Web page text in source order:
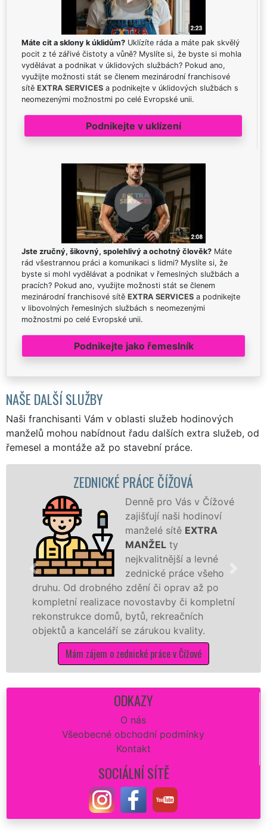
Máte cit a sklony k úklidům? Uklízíte ráda a máte pak skvělý
pocit z té zářivé čistoty a vůně? Myslíte si, že byste si mohla
vydělávat a podnikat v úklidových službách? Pokud ano,
využijte možnosti stát se členem mezinárodní franchisové
sítě EXTRA SERVICES a podnikejte v úklidových službách s
neomezenými možnostmi po celé Evropské unii.
Podnikejte v uklízení
Jste zručný, šikovný, spolehlivý a ochotný člověk? Máte
rád všestrannou práci a komunikaci s lidmi? Myslíte si, že
byste si mohl vydělávat a podnikat v řemeslných službách a
pracích? Pokud ano, využijte možnosti stát se členem
mezinárodní franchisové sítě EXTRA SERVICES a podnikejte
v libovolných řemeslných službách s neomezenými
možnostmi po celé Evropské unii.
Podnikejte jako řemeslník
NAŠE DALŠÍ SLUŽBY
Naši franchisanti Vám v oblasti služeb hodinových
manželů mohou nabídnout řadu dalších extra služeb, od
řemesel a montáže až po stavební práce.
PRÁCE ČÍŽOVÁ
Denně pro Vás v Čížové
zajišťují naši hodinoví
manželé sítěEXTRA
MANŽELty
nejkvalitnější a levné
zednické práce všeho
zdění či oprav až po
novostavby či kompletní
domů, bytů, rekreačních
se zárukou kvality.
zájem o zednické práce v Čížové
novostavbu,
příčky z
ODKAZY
O nás
Všeobecné obchodní podmínky
Kontakt
SOCIÁLNÍ SÍTĚ